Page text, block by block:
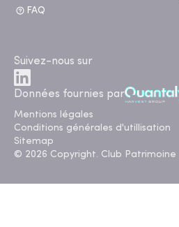
FAQ
Suivez-nous sur
Données fournies par
Mentions légales
Conditions générales d'utillisation
Sitemap
© 2026 Copyright. Club Patrimoine